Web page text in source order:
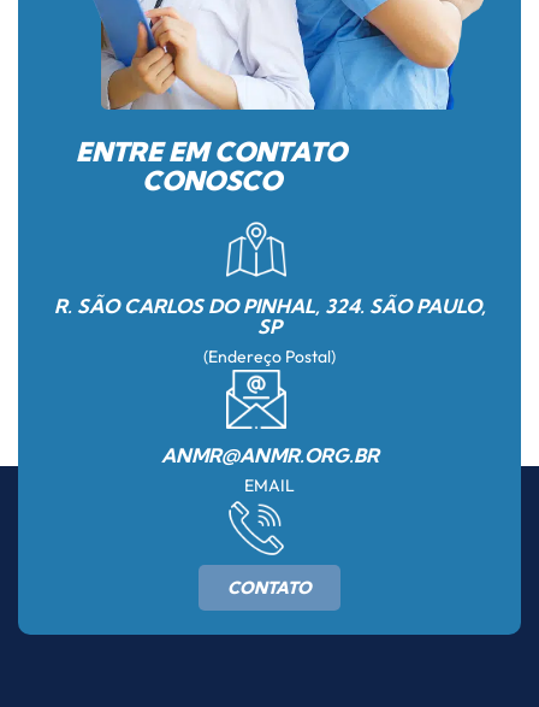
ENTRE EM CONTATO
CONOSCO
R. SÃO CARLOS DO PINHAL, 324. SÃO PAULO,
SP
(Endereço Postal)
ANMR@ANMR.ORG.BR
EMAIL
CONTATO